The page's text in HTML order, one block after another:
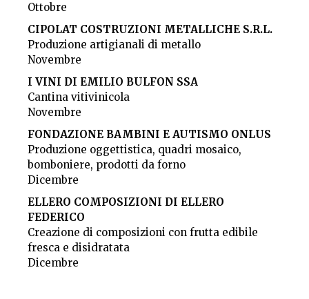
Ottobre
CIPOLAT COSTRUZIONI METALLICHE S.R.L.
Produzione artigianali di metallo
Novembre
I VINI DI EMILIO BULFON SSA
Cantina vitivinicola
Novembre
FONDAZIONE BAMBINI E AUTISMO ONLUS
Produzione oggettistica, quadri mosaico,
bomboniere, prodotti da forno
Dicembre
ELLERO COMPOSIZIONI DI ELLERO
FEDERICO
Creazione di composizioni con frutta edibile
fresca e disidratata
Dicembre